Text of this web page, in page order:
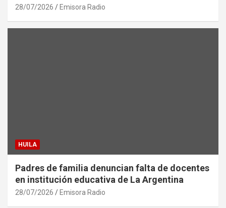
28/07/2026 Emisora Radio
HUILA
Padres de familia denuncian falta de docentes
en institución educativa de La Argentina
28/07/2026 Emisora Radio